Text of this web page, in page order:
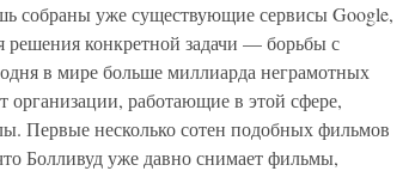
собраны уже существующие сервисы Google,
решения конкретной задачи — борьбы с
в мире больше миллиарда неграмотных
организации, работающие в этой сфере,
Первые несколько сотен подобных фильмов
Болливуд уже давно снимает фильмы,